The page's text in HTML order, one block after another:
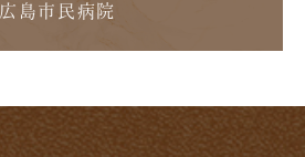
広島市民病院